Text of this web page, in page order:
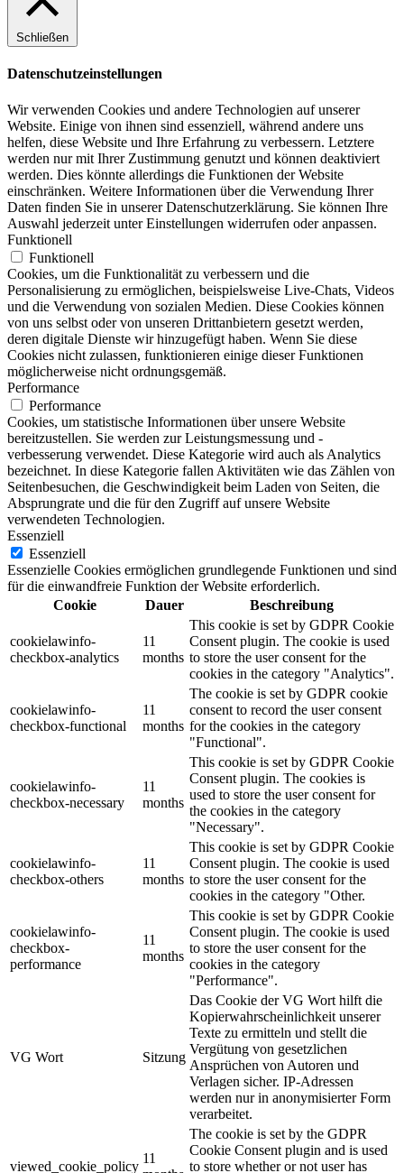
Schließen
Datenschutzeinstellungen
Wir verwenden Cookies und andere Technologien auf unserer
Website. Einige von ihnen sind essenziell, während andere uns
helfen, diese Website und Ihre Erfahrung zu verbessern. Letztere
werden nur mit Ihrer Zustimmung genutzt und können deaktiviert
werden. Dies könnte allerdings die Funktionen der Website
einschränken. Weitere Informationen über die Verwendung Ihrer
Daten finden Sie in unserer Datenschutzerklärung. Sie können Ihre
Auswahl jederzeit unter Einstellungen widerrufen oder anpassen.
Funktionell
Funktionell
Cookies, um die Funktionalität zu verbessern und die
Personalisierung zu ermöglichen, beispielsweise Live-Chats, Videos
und die Verwendung von sozialen Medien. Diese Cookies können
von uns selbst oder von unseren Drittanbietern gesetzt werden,
deren digitale Dienste wir hinzugefügt haben. Wenn Sie diese
Cookies nicht zulassen, funktionieren einige dieser Funktionen
möglicherweise nicht ordnungsgemäß.
Performance
Performance
Cookies, um statistische Informationen über unsere Website
bereitzustellen. Sie werden zur Leistungsmessung und -
verbesserung verwendet. Diese Kategorie wird auch als Analytics
bezeichnet. In diese Kategorie fallen Aktivitäten wie das Zählen von
Seitenbesuchen, die Geschwindigkeit beim Laden von Seiten, die
Absprungrate und die für den Zugriff auf unsere Website
verwendeten Technologien.
Essenziell
Essenziell
Essenzielle Cookies ermöglichen grundlegende Funktionen und sind
für die einwandfreie Funktion der Website erforderlich.
Cookie
Dauer Beschreibung
cookielawinfo-
checkbox-analytics
11
months
This cookie is set by GDPR Cookie
Consent plugin. The cookie is used
to store the user consent for the
cookies in the category "Analytics".
cookielawinfo-
checkbox-functional
11
months
The cookie is set by GDPR cookie
consent to record the user consent
for the cookies in the category
"Functional".
cookielawinfo-
checkbox-necessary
11
months
This cookie is set by GDPR Cookie
Consent plugin. The cookies is
used to store the user consent for
the cookies in the category
"Necessary".
cookielawinfo-
checkbox-others
11
months
This cookie is set by GDPR Cookie
Consent plugin. The cookie is used
to store the user consent for the
cookies in the category "Other.
cookielawinfo-
checkbox-
performance
11
months
This cookie is set by GDPR Cookie
Consent plugin. The cookie is used
to store the user consent for the
cookies in the category
"Performance".
VG Wort Sitzung
Das Cookie der VG Wort hilft die
Kopierwahrscheinlichkeit unserer
Texte zu ermitteln und stellt die
Vergütung von gesetzlichen
Ansprüchen von Autoren und
Verlagen sicher. IP-Adressen
werden nur in anonymisierter Form
verarbeitet.
viewed_cookie_policy
11
The cookie is set by the GDPR
Cookie Consent plugin and is used
to store whether or not user has